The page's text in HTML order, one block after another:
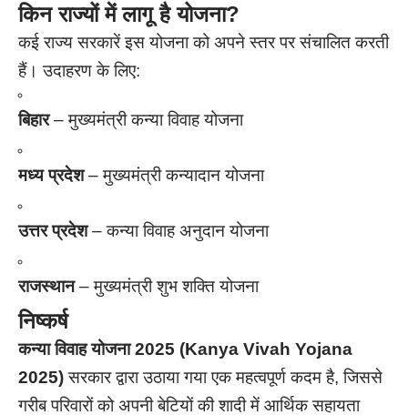
किन राज्यों में लागू है योजना?
कई राज्य सरकारें इस योजना को अपने स्तर पर संचालित करती
हैं। उदाहरण के लिए:
बिहार– मुख्यमंत्री कन्या विवाह योजना
मध्य प्रदेश– मुख्यमंत्री कन्यादान योजना
उत्तर प्रदेश– कन्या विवाह अनुदान योजना
राजस्थान– मुख्यमंत्री शुभ शक्ति योजना
निष्कर्ष
कन्या विवाह योजना 2025 (Kanya Vivah Yojana
2025)सरकार द्वारा उठाया गया एक महत्वपूर्ण कदम है, जिससे
गरीब परिवारों को अपनी बेटियों की शादी में आर्थिक सहायता